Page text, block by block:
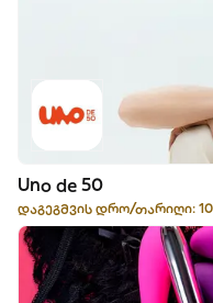
Uno de 50
დაგეგმვის დრო/თარიღი: